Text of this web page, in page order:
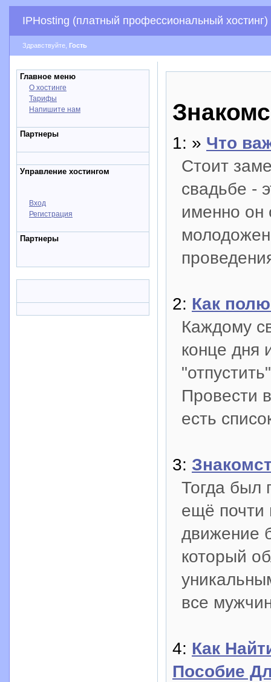
IPHosting (платный профессиональный хостинг)
Здравствуйте, Гость
Главное меню
О хостинге
Тарифы
Напишите нам
Партнеры
Управление хостингом
Вход
Регистрация
Партнеры
1: » Что
Стоит
свадьбе -
именно он
2: Как
Каждому
конце дня
Провести
есть
3:
Тогда был
ещё почти
движение
который
все
4: Как
Пособие